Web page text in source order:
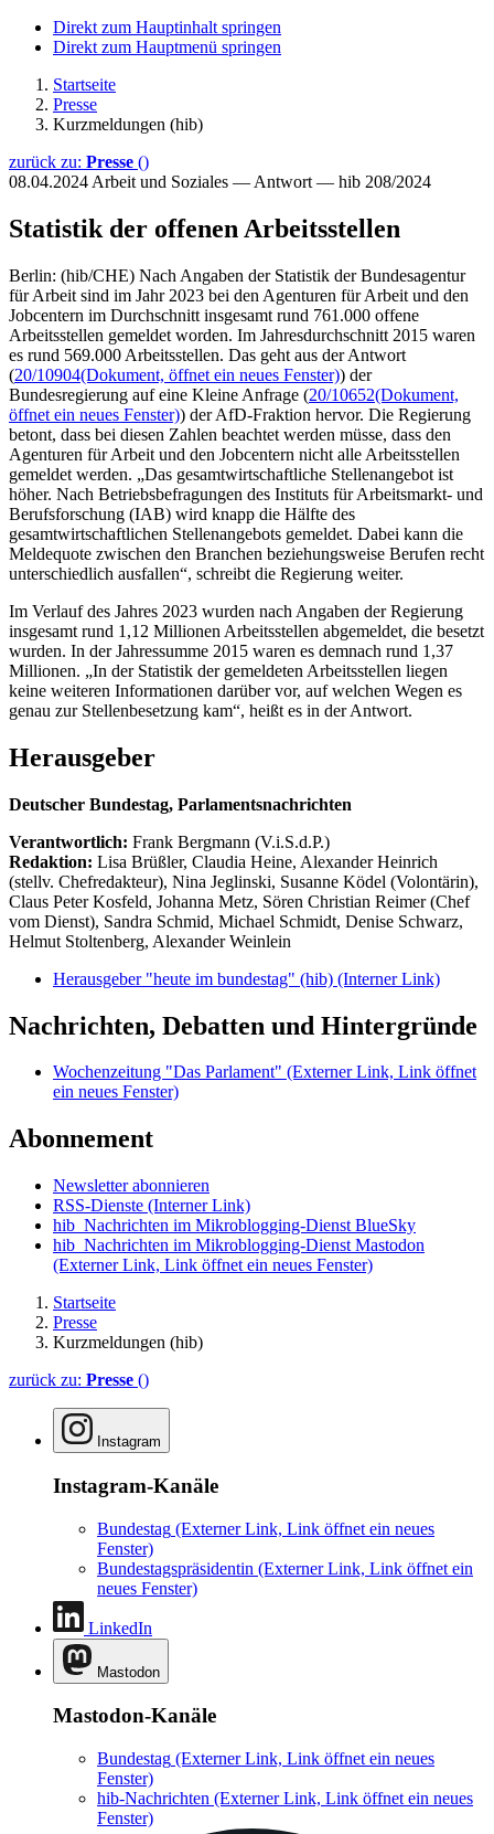
Direkt zum Hauptinhalt springen
Direkt zum Hauptmenü springen
Startseite
Presse
Kurzmeldungen (hib)
zurück zu: Presse ()
08.04.2024 Arbeit und Soziales — Antwort — hib 208/2024
Statistik der offenen Arbeitsstellen
Berlin: (hib/CHE) Nach Angaben der Statistik der Bundesagentur
für Arbeit sind im Jahr 2023 bei den Agenturen für Arbeit und den
Jobcentern im Durchschnitt insgesamt rund 761.000 offene
Arbeitsstellen gemeldet worden. Im Jahresdurchschnitt 2015 waren
es rund 569.000 Arbeitsstellen. Das geht aus der Antwort
(20/10904(Dokument, öffnet ein neues Fenster)) der
Bundesregierung auf eine Kleine Anfrage (20/10652(Dokument,
öffnet ein neues Fenster)) der AfD-Fraktion hervor. Die Regierung
betont, dass bei diesen Zahlen beachtet werden müsse, dass den
Agenturen für Arbeit und den Jobcentern nicht alle Arbeitsstellen
gemeldet werden. „Das gesamtwirtschaftliche Stellenangebot ist
höher. Nach Betriebsbefragungen des Instituts für Arbeitsmarkt- und
Berufsforschung (IAB) wird knapp die Hälfte des
gesamtwirtschaftlichen Stellenangebots gemeldet. Dabei kann die
Meldequote zwischen den Branchen beziehungsweise Berufen recht
unterschiedlich ausfallen“, schreibt die Regierung weiter.
Im Verlauf des Jahres 2023 wurden nach Angaben der Regierung
insgesamt rund 1,12 Millionen Arbeitsstellen abgemeldet, die besetzt
wurden. In der Jahressumme 2015 waren es demnach rund 1,37
Millionen. „In der Statistik der gemeldeten Arbeitsstellen liegen
keine weiteren Informationen darüber vor, auf welchen Wegen es
genau zur Stellenbesetzung kam“, heißt es in der Antwort.
Herausgeber
Deutscher Bundestag, Parlamentsnachrichten
Verantwortlich: Frank Bergmann (V.i.S.d.P.)
Redaktion: Lisa Brüßler, Claudia Heine, Alexander Heinrich
(stellv. Chefredakteur), Nina Jeglinski, Susanne Ködel (Volontärin),
Claus Peter Kosfeld, Johanna Metz, Sören Christian Reimer (Chef
vom Dienst), Sandra Schmid, Michael Schmidt, Denise Schwarz,
Helmut Stoltenberg, Alexander Weinlein
Herausgeber "heute im bundestag" (hib) (Interner Link)
Nachrichten, Debatten und Hintergründe
Wochenzeitung "Das Parlament" (Externer Link, Link öffnet
ein neues Fenster)
Abonnement
Newsletter abonnieren
RSS-Dienste (Interner Link)
hib_Nachrichten im Mikroblogging-Dienst BlueSky
hib_Nachrichten im Mikroblogging-Dienst Mastodon
(Externer Link, Link öffnet ein neues Fenster)
Startseite
Presse
Kurzmeldungen (hib)
zurück zu: Presse ()
Instagram
Instagram-Kanäle
Bundestag (Externer Link, Link öffnet ein neues
Fenster)
Bundestagspräsidentin (Externer Link, Link öffnet ein
neues Fenster)
LinkedIn
Mastodon
Mastodon-Kanäle
Bundestag (Externer Link, Link öffnet ein neues
Fenster)
hib-Nachrichten (Externer Link, Link öffnet ein neues
Fenster)